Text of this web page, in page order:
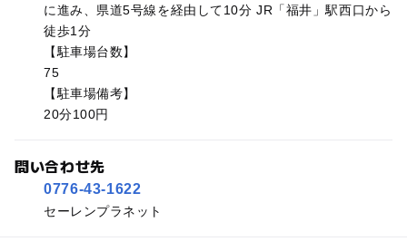
に進み、県道5号線を経由して10分 JR「福井」駅西口から
徒歩1分
【駐車場台数】
75
【駐車場備考】
20分100円
問い合わせ先
0776-43-1622
セーレンプラネット